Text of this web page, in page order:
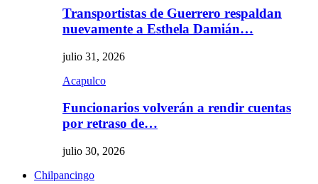
Transportistas de Guerrero respaldan
nuevamente a Esthela Damián…
julio 31, 2026
Acapulco
Funcionarios volverán a rendir cuentas
por retraso de…
julio 30, 2026
Chilpancingo